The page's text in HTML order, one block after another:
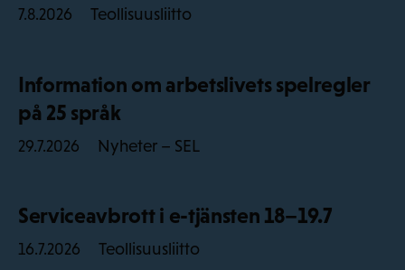
7.8.2026 Teollisuusliitto
Information om arbetslivets spelregler
på 25 språk
29.7.2026 Nyheter – SEL
Serviceavbrott i e-tjänsten 18–19.7
16.7.2026 Teollisuusliitto